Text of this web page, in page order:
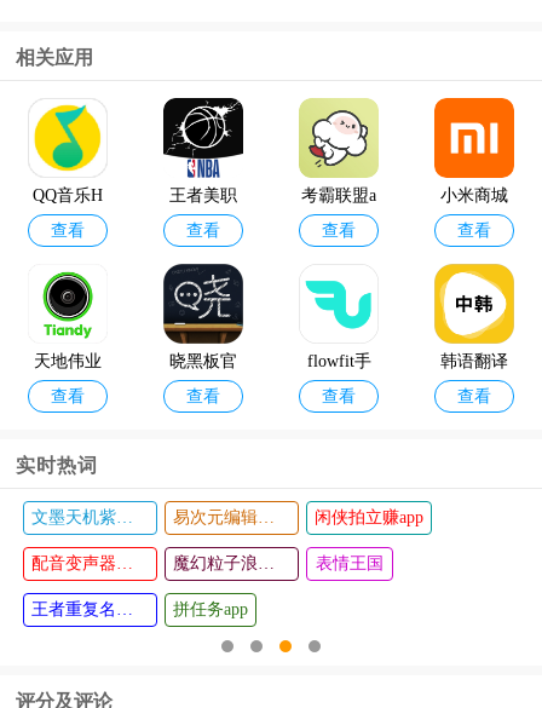
12398能源
监管热线a
pp官方版
查看
geektyper
模拟黑客
软件手机
版
查看
相关应用
QQ音乐H
D
查看
王者美职
篮2测试服
查看
考霸联盟a
pp官方版
查看
小米商城
手机版
查看
天地伟业
手机远程
查看
晓黑板官
方版
查看
flowfit手
环app
查看
韩语翻译
软件
查看
智能悬浮
球app
查看
云天化商
学院平台
查看
实时热词
文墨天机紫薇斗数app 易次元编辑器手机版 闲侠拍立赚app
配音变声器手机版 魔幻粒子浪漫表白 表情王国
王者重复名生成器 拼任务app
评分及评论